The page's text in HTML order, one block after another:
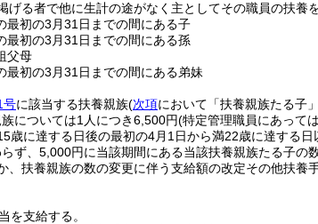
げる者で他に生計の途がなく主としてその職員の扶養
最初の3月31日までの間にある子
最初の3月31日までの間にある孫
父母
最初の3月31日までの間にある弟妹
号に該当する扶養親族(次項において「扶養親族たる子
については1人につき6,500円(特定管理職員にあって
歳に達する日後の最初の4月1日から満22歳に達する
ず、5,000円に当該期間にある当該扶養親族たる子の
、扶養親族の数の変更に伴う支給額の改定その他扶養
を支給する。